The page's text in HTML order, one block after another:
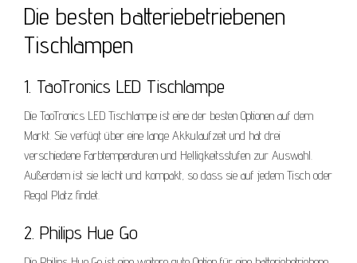
Die besten batteriebetriebenen
Tischlampen
1. TaoTronics LED Tischlampe
Die TaoTronics LED Tischlampe ist eine der besten Optionen auf dem
Markt. Sie verfügt über eine lange Akkulaufzeit und hat drei
verschiedene Farbtemperaturen und Helligkeitsstufen zur Auswahl.
Außerdem ist sie leicht und kompakt, so dass sie auf jedem Tisch oder
Regal Platz findet.
2. Philips Hue Go